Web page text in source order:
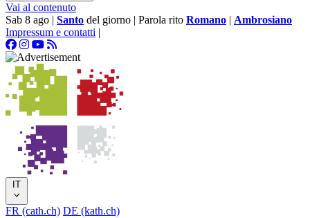
Vai al contenuto
Sab 8 ago | Santo del giorno | Parola rito Romano | Ambrosiano
Impressum e contatti |
IT
FR (cath.ch) DE (kath.ch)